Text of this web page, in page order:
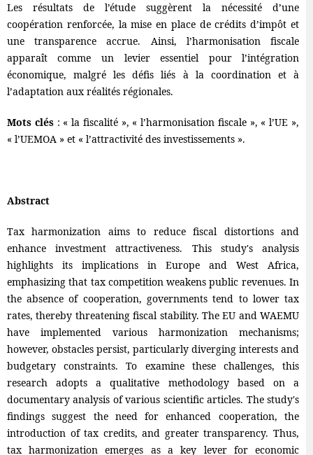
Les résultats de l’étude suggèrent la nécessité d’une
coopération renforcée, la mise en place de crédits d’impôt et
une transparence accrue. Ainsi, l’harmonisation fiscale
apparaît comme un levier essentiel pour l’intégration
économique, malgré les défis liés à la coordination et à
l’adaptation aux réalités régionales.
Mots clés: « la fiscalité », « l’harmonisation fiscale », « l’UE »,
« l’UEMOA » et « l’attractivité des investissements ».
Abstract
Tax harmonization aims to reduce fiscal distortions and
enhance investment attractiveness. This study's analysis
highlights its implications in Europe and West Africa,
emphasizing that tax competition weakens public revenues. In
the absence of cooperation, governments tend to lower tax
rates, thereby threatening fiscal stability. The EU and WAEMU
have implemented various harmonization mechanisms;
however, obstacles persist, particularly diverging interests and
budgetary constraints. To examine these challenges, this
research adopts a qualitative methodology based on a
documentary analysis of various scientific articles. The study's
findings suggest the need for enhanced cooperation, the
introduction of tax credits, and greater transparency. Thus,
tax harmonization emerges as a key lever for economic